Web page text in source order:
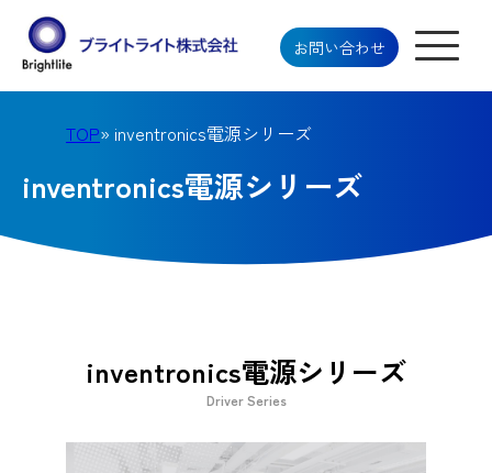
お問い合わせ
TOP» inventronics電源シリーズ
inventronics電源シリーズ
inventronics電源シリーズ
Driver Series